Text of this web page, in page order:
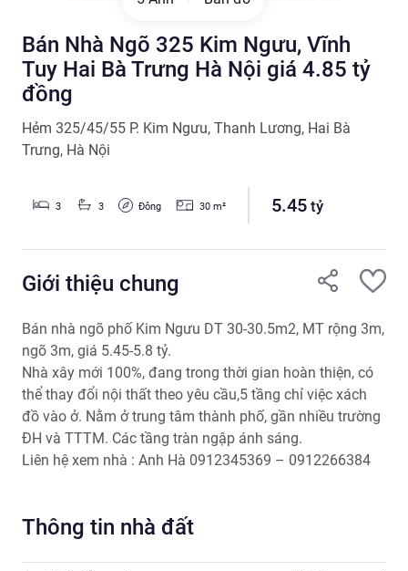
Bán Nhà Ngõ 325 Kim Ngưu, Vĩnh
Tuy Hai Bà Trưng Hà Nội giá 4.85 tỷ
đồng
Hẻm 325/45/55 P. Kim Ngưu, Thanh Lương, Hai Bà
Trưng, Hà Nội
3 3 Đông 30m² 5.45tỷ
Giới thiệu chung
Bán nhà ngõ phố Kim Ngưu DT 30-30.5m2, MT rộng 3m,
ngõ 3m, giá 5.45-5.8 tỷ.
Nhà xây mới 100%, đang trong thời gian hoàn thiện, có
thể thay đổi nội thất theo yêu cầu,5 tầng chỉ việc xách
đồ vào ở. Nằm ở trung tâm thành phố, gần nhiều trường
ĐH và TTTM. Các tầng tràn ngập ánh sáng.
Liên hệ xem nhà : Anh Hà 0912345369 – 0912266384
Thông tin nhà đất